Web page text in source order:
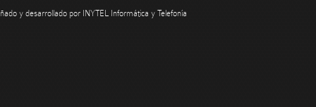
y desarrollado por INYTEL Informática y Telefonía